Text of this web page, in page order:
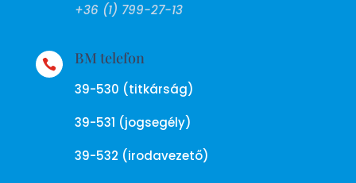
+36 (1) 799-27-13
 BM telefon
39-530 (titkárság)
39-531 (jogsegély)
39-532 (irodavezető)